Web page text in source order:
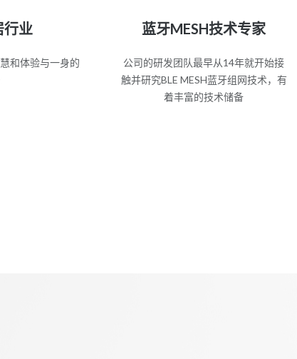
行业
和体验与一身的
蓝牙MESH技术专家
公司的研发团队最早从14年就开始接
触并研究BLE MESH蓝牙组网技术，有
着丰富的技术储备